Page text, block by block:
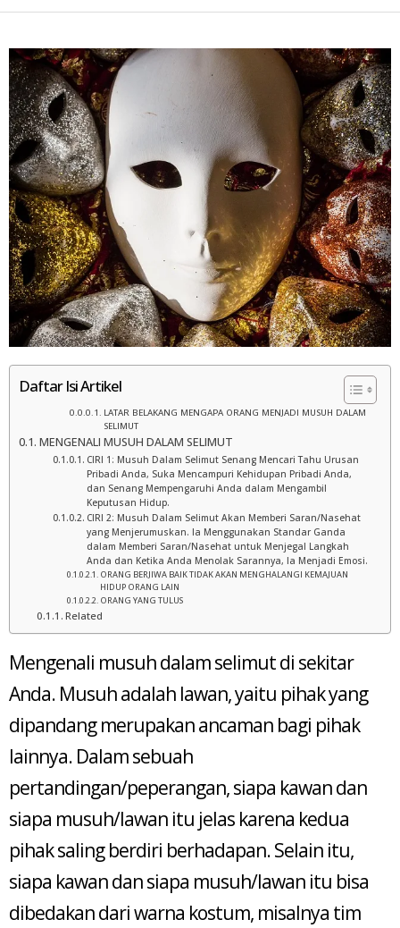
Daftar Isi Artikel
LATAR BELAKANG MENGAPA ORANG MENJADI MUSUH DALAM
SELIMUT
MENGENALI MUSUH DALAM SELIMUT
CIRI 1: Musuh Dalam Selimut Senang Mencari Tahu Urusan
Pribadi Anda, Suka Mencampuri Kehidupan Pribadi Anda,
dan Senang Mempengaruhi Anda dalam Mengambil
Keputusan Hidup.
CIRI 2: Musuh Dalam Selimut Akan Memberi Saran/Nasehat
yang Menjerumuskan. Ia Menggunakan Standar Ganda
dalam Memberi Saran/Nasehat untuk Menjegal Langkah
Anda dan Ketika Anda Menolak Sarannya, Ia Menjadi Emosi.
ORANG BERJIWA BAIK TIDAK AKAN MENGHALANGI KEMAJUAN
HIDUP ORANG LAIN
ORANG YANG TULUS
Related
Mengenali musuh dalam selimut di sekitar
Anda. Musuh adalah lawan, yaitu pihak yang
dipandang merupakan ancaman bagi pihak
lainnya. Dalam sebuah
pertandingan/peperangan, siapa kawan dan
siapa musuh/lawan itu jelas karena kedua
pihak saling berdiri berhadapan. Selain itu,
siapa kawan dan siapa musuh/lawan itu bisa
dibedakan dari warna kostum, misalnya tim